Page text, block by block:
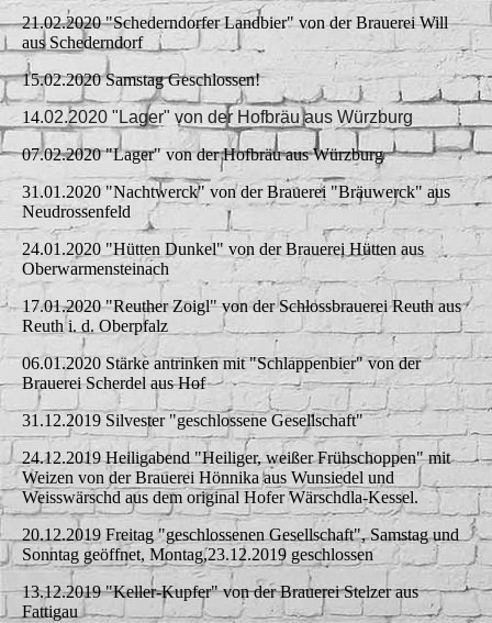
21.02.2020 "Schederndorfer Landbier" von der Brauerei Will
aus Schederndorf
15.02.2020 Samstag Geschlossen!
14.02.2020 "Lager" von der Hofbräu aus Würzburg
07.02.2020 "Lager" von der Hofbräu aus Würzburg
31.01.2020 "Nachtwerck" von der Brauerei "Bräuwerck" aus
Neudrossenfeld
24.01.2020 "Hütten Dunkel" von der Brauerei Hütten aus
Oberwarmensteinach
17.01.2020 "Reuther Zoigl" von der Schlossbrauerei Reuth aus
Reuth i. d. Oberpfalz
06.01.2020 Stärke antrinken mit "Schlappenbier" von der
Brauerei Scherdel aus Hof
31.12.2019 Silvester "geschlossene Gesellschaft"
24.12.2019 Heiligabend "Heiliger, weißer Frühschoppen" mit
Weizen von der Brauerei Hönnika aus Wunsiedel und
Weisswärschd aus dem original Hofer Wärschdla-Kessel.
20.12.2019 Freitag "geschlossenen Gesellschaft", Samstag und
Sonntag geöffnet, Montag,23.12.2019 geschlossen
13.12.2019 "Keller-Kupfer" von der Brauerei Stelzer aus
Fattigau